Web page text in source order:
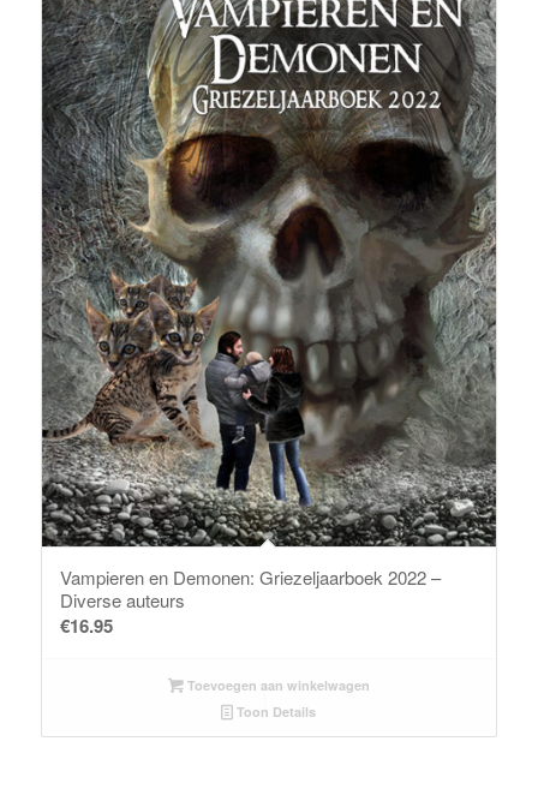
Vampieren en Demonen: Griezeljaarboek 2022 –
Diverse auteurs
€16.95
Toevoegen aan winkelwagen
Toon Details